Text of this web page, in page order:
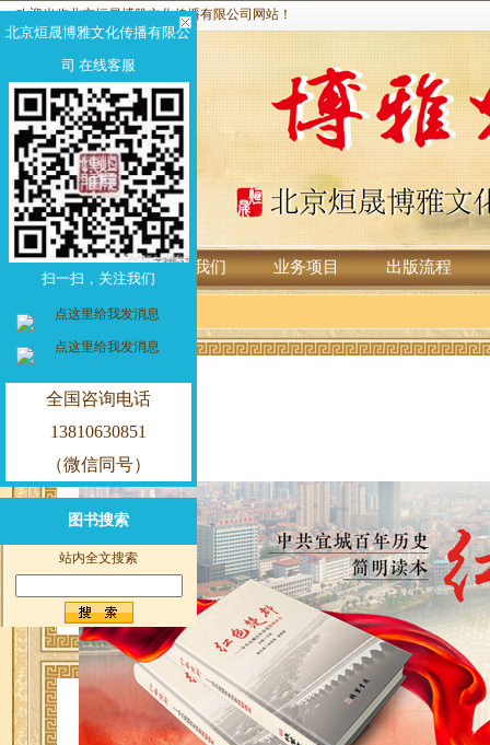
欢迎光临北京烜晟博雅文化传播有限公司网站！
首页 关于我们 业务项目 出版流程
北京烜晟博雅文化传播有限公
司 在线客服
扫一扫，关注我们
全国咨询电话
13810630851
（微信同号）
图书搜索
站内全文搜索
北京烜晟博雅文化传播有限公
司 在线客服
扫一扫，关注我们
全国咨询电话
13810630851
（微信同号）
图书搜索
站内全文搜索